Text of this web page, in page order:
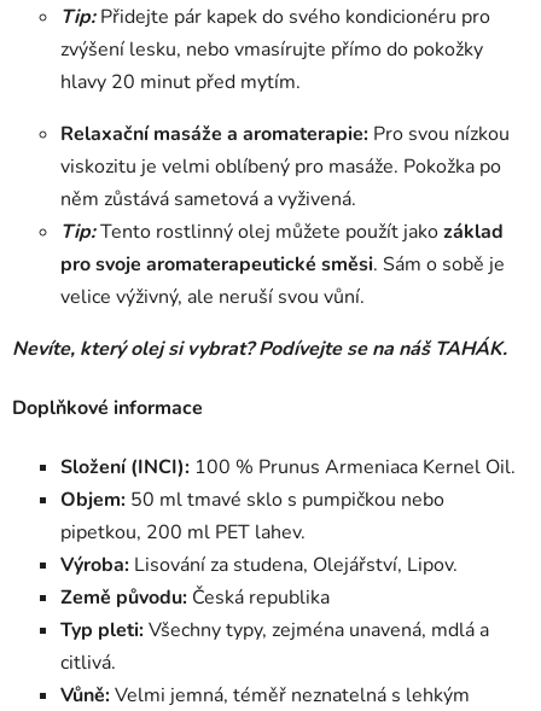
Tip:Přidejte pár kapek do svého kondicionéru pro
zvýšení lesku, nebo vmasírujte přímo do pokožky
hlavy 20 minut před mytím.
Relaxační masáže a aromaterapie: Pro svou nízkou
viskozitu je velmi oblíbený pro masáže. Pokožka po
něm zůstává sametová a vyživená.
Tip:Tento rostlinný olej můžete použít jakozáklad
pro svoje aromaterapeutické směsi. Sám o sobě je
velice výživný, ale neruší svou vůní.
Nevíte, který olej si vybrat? Podívejte se na nášTAHÁK.
Doplňkové informace
Složení (INCI): 100 % Prunus Armeniaca Kernel Oil.
Objem: 50 ml tmavé sklo s pumpičkou nebo
pipetkou, 200 ml PET lahev.
Výroba: Lisování za studena, Olejářství, Lipov.
Země původu: Česká republika
Typ pleti:Všechny typy, zejména unavená, mdlá a
citlivá.
Vůně:Velmi jemná, téměř neznatelná s lehkým